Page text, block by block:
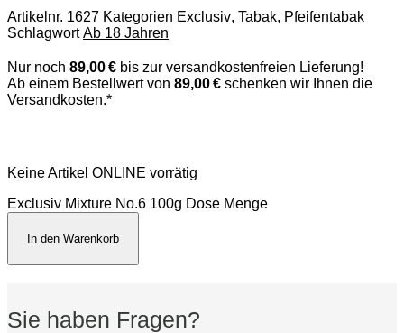
Artikelnr. 1627 Kategorien Exclusiv, Tabak, Pfeifentabak
Schlagwort Ab 18 Jahren
Nur noch 89,00 € bis zur versandkostenfreien Lieferung!
Ab einem Bestellwert von 89,00 € schenken wir Ihnen die
Versandkosten.*
Keine Artikel ONLINE vorrätig
Exclusiv Mixture No.6 100g Dose Menge
In den Warenkorb
Sie haben Fragen?